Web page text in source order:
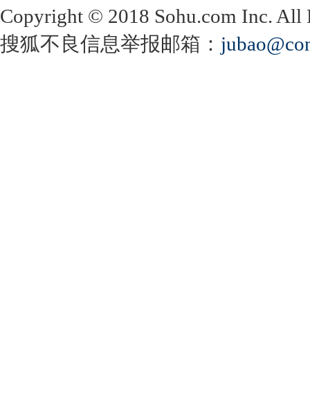
Copyright © 2018 Sohu.com Inc.
搜狐不良信息举报邮箱：